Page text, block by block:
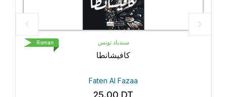
سندباد تونس
كافيشانطا
Faten Al Fazaa
25.00 DT
Roman